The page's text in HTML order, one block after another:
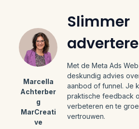
Marcella
Achterber
g
MarCreati
ve
Slimmer
Met de Meta Ads
deskundig advies
aanbod of funnel. Je
praktische feedback
verbeteren en te
vertrouwen.